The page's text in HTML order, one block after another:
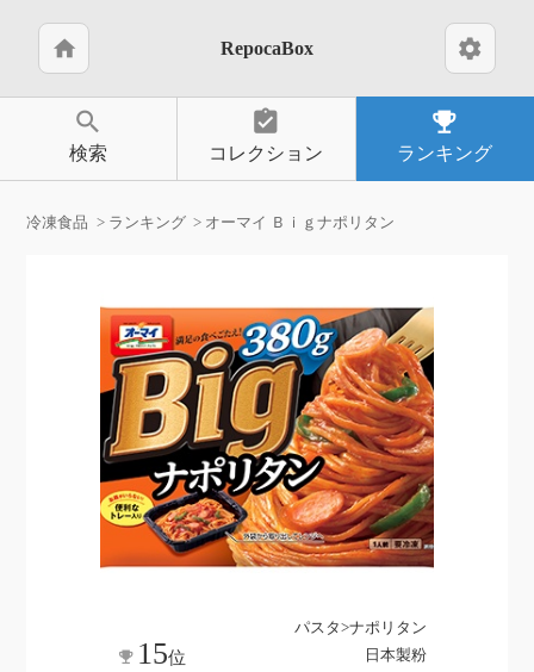
home RepocaBox settings
search
検索
assignment_turned_in
コレクション
emoji_events
ランキング
冷凍食品 ランキング オーマイ Ｂｉｇナポリタン
パスタ>ナポリタン
日本製粉
15位